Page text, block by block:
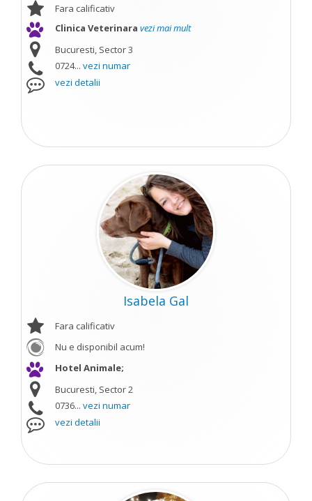
Fara calificativ
Clinica Veterinara vezi mai mult
Bucuresti, Sector 3
0724... vezi numar
vezi detalii
Isabela Gal
Fara calificativ
Nu e disponibil acum!
Hotel Animale;
Bucuresti, Sector 2
0736... vezi numar
vezi detalii